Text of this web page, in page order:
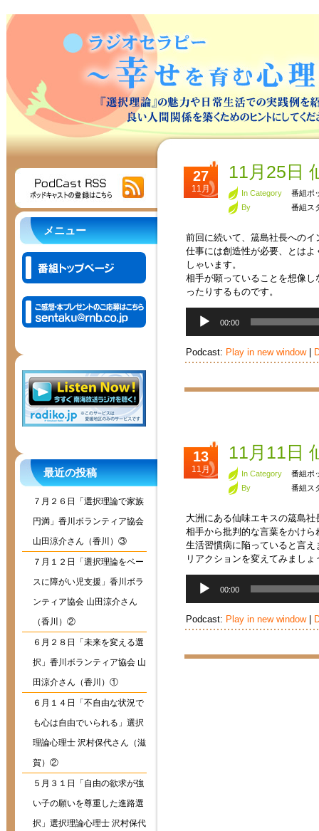
メニュー
最近の投稿
７月２６日「選択理論で家族
円満」香川ボランティア協会
山田涼介さん（香川）③
７月１２日「選択理論をベー
スに障がい児支援」香川ボラ
ンティア協会 山田涼介さん
（香川）②
６月２８日「未来を変える選
択」香川ボランティア協会 山
田涼介さん（香川）①
６月１４日「不自由な状況で
も心は自由でいられる」選択
理論心理士 沢村保代さん（滋
賀）②
５月３１日「自由の欲求が強
い子の願いを尊重した進路選
択」選択理論心理士 沢村保代
27
11月
11月25日
In Category
番組ポ
By
番組ス
前回に続いて、筬島社長へのイ
仕事には創造性が必要、とは
しゃいます。
相手が願っていることを想像
ったりするものです。
レ
ー
00:00
Podcast: Play in new window|
13
11月
11月11日
In Category
番組ポ
By
番組ス
大洲にある仙味エキスの筬島
相手から批判的な言葉をかけ
生活習慣病に陥っていると言え
リアクションを変えてみまし
レ
ー
00:00
Podcast: Play in new window|